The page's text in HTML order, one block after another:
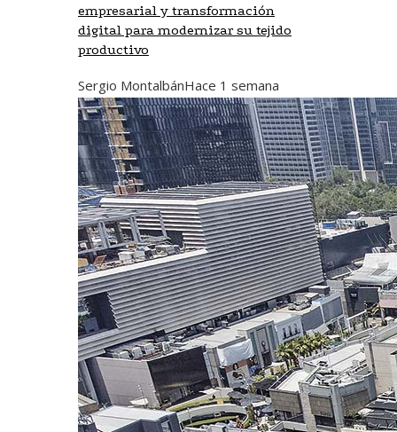
empresarial y transformación
digital para modernizar su tejido
productivo
Sergio MontalbánHace 1 semana